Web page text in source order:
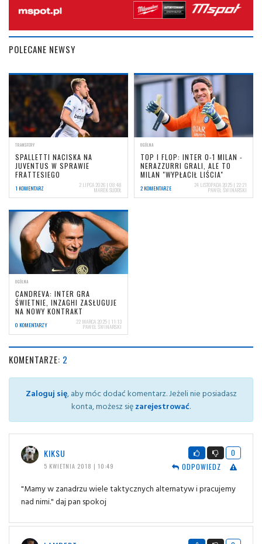
POLECANE NEWSY
TRANSFERY
SPALLETTI NACISKA NA
JUVENTUS W SPRAWIE
FRATTESIEGO
1 KOMENTARZ 2 LIPCA 2026 | 08:48
MAREK SUDOŁ
OGÓLNA
TOP I FLOP: INTER 0-1 MILAN -
NERAZZURRI GRALI, ALE TO
MILAN "WYPŁACIŁ LIŚCIA"
2 KOMENTARZE 24 LISTOPADA 2025 | 22:21
PAWEŁ ŚWINARSKI
OGÓLNA
CANDREVA: INTER GRA
ŚWIETNIE, INZAGHI ZASŁUGUJE
NA NOWY KONTRAKT
0 KOMENTARZY 22 MARCA 2025 | 11:13
PAWEŁ ŚWINARSKI
KOMENTARZE: 2
Zaloguj się, aby móc dodać komentarz. Jeżeli nie posiadasz
konta, możesz sięzarejestrować.
KIKSU
5 KWIETNIA 2018 | 10:49
0
ODPOWIEDZ
"Mamy w zanadrzu wiele taktycznych alternatyw i pracujemy
nad nimi." daj pan spokoj